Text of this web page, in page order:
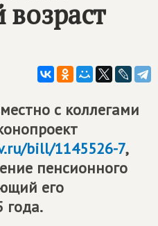
с коллегами
bill/1145526-7,
пенсионного
его
года.